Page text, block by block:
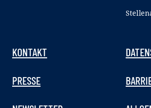
KONTAKT
PRESSE